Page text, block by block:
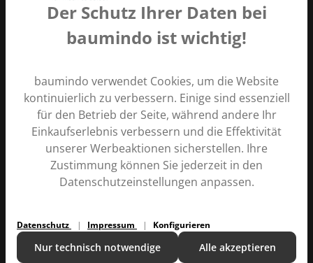
Der Schutz Ihrer Daten bei
baumindo ist wichtig!
baumindo verwendet Cookies, um die Website
kontinuierlich zu verbessern. Einige sind essenziell
für den Betrieb der Seite, während andere Ihr
Einkaufserlebnis verbessern und die Effektivität
unserer Werbeaktionen sicherstellen. Ihre
Zustimmung können Sie jederzeit in den
Datenschutzeinstellungen anpassen.
Datenschutz Impressum Konfigurieren
Nur technisch notwendige Alle akzeptieren
Zahlungsarten
Alle Preise inkl. gesetzl. Mehrwertsteuer zzgl.Versandkosten
KontaktRatgeberVersand und ZahlungÜber uns